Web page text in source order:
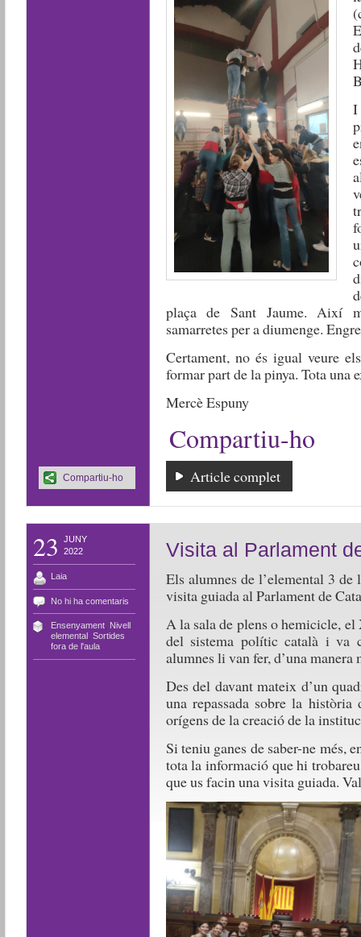
I
plaça de Sant Jaume. Així
samarretes per a diumenge.
Certament, no és igual veure
formar part de la pinya. Tota una
Mercè Espuny
Compartiu-ho
Article complet
Compartiu-ho
23
JUNY
2022
Laia
No hi ha comentaris
Ensenyament, Nivell
elemental
Sortides
fora de l'aula
Visita al Parlament
Els alumnes de l’elemental 3
visita guiada al Parlament de
A la sala de plens o hemicicle,
del sistema polític català i va
alumnes li van fer, d’una
Des del davant mateix d’un
una repassada sobre la
orígens de la creació de la
Si teniu ganes de saber-ne més,
tota la informació que hi
que us facin una visita guiada.